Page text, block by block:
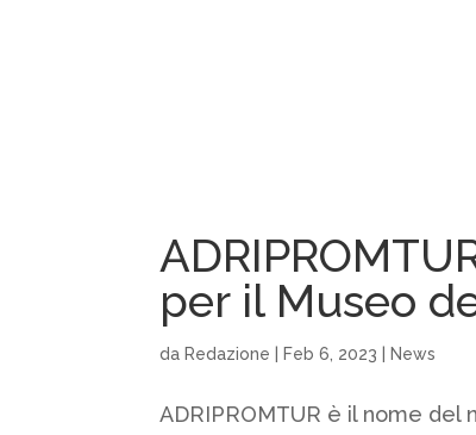
per il Museo
da Redazione Feb 6, 2023 News
ADRIPROMTUR è il nome